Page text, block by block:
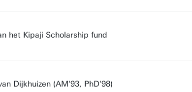
het Kipaji Scholarship fund
Dijkhuizen (AM'93, PhD'98)